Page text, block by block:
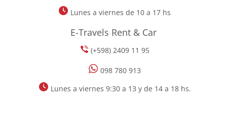
Lunes a viernes de 10 a 17 hs
E-Travels Rent & Car
(+598) 2409 11 95
098 780 913
Lunes a viernes 9:30 a 13 y de 14 a 18 hs.